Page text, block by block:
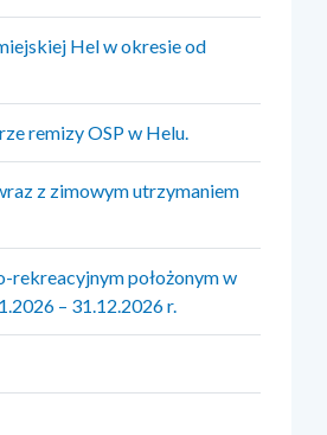
Hel w okresie od
remizy OSP w Helu.
z zimowym utrzymaniem
rekreacyjnym położonym w
– 31.12.2026 r.